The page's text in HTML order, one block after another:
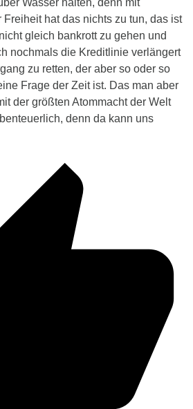
hat das nichts zu tun, das ist
gleich bankrott zu gehen und
nochmals die Kreditlinie verlängert
zu retten, der aber so oder so
Frage der Zeit ist. Das man aber
der größten Atommacht der Welt
denn da kann uns